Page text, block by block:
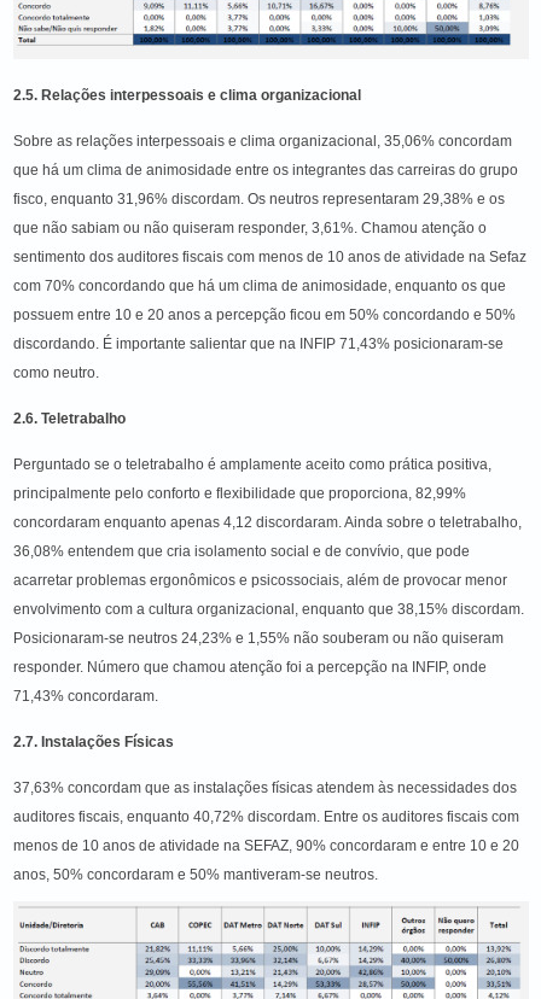
2.5. Relações interpessoais e clima organizacional
Sobre as relações interpessoais e clima organizacional, 35,06% concordam
que há um clima de animosidade entre os integrantes das carreiras do grupo
fisco, enquanto 31,96% discordam. Os neutros representaram 29,38% e os
que não sabiam ou não quiseram responder, 3,61%. Chamou atenção o
sentimento dos auditores fiscais com menos de 10 anos de atividade na Sefaz
com 70% concordando que há um clima de animosidade, enquanto os que
possuem entre 10 e 20 anos a percepção ficou em 50% concordando e 50%
discordando. É importante salientar que na INFIP 71,43% posicionaram-se
como neutro.
2.6. Teletrabalho
Perguntado se o teletrabalho é amplamente aceito como prática positiva,
principalmente pelo conforto e flexibilidade que proporciona, 82,99%
concordaram enquanto apenas 4,12 discordaram. Ainda sobre o teletrabalho,
36,08% entendem que cria isolamento social e de convívio, que pode
acarretar problemas ergonômicos e psicossociais, além de provocar menor
envolvimento com a cultura organizacional, enquanto que 38,15% discordam.
Posicionaram-se neutros 24,23% e 1,55% não souberam ou não quiseram
responder. Número que chamou atenção foi a percepção na INFIP, onde
71,43% concordaram.
2.7. Instalações Físicas
37,63% concordam que as instalações físicas atendem às necessidades dos
auditores fiscais, enquanto 40,72% discordam. Entre os auditores fiscais com
menos de 10 anos de atividade na SEFAZ, 90% concordaram e entre 10 e 20
anos, 50% concordaram e 50% mantiveram-se neutros.